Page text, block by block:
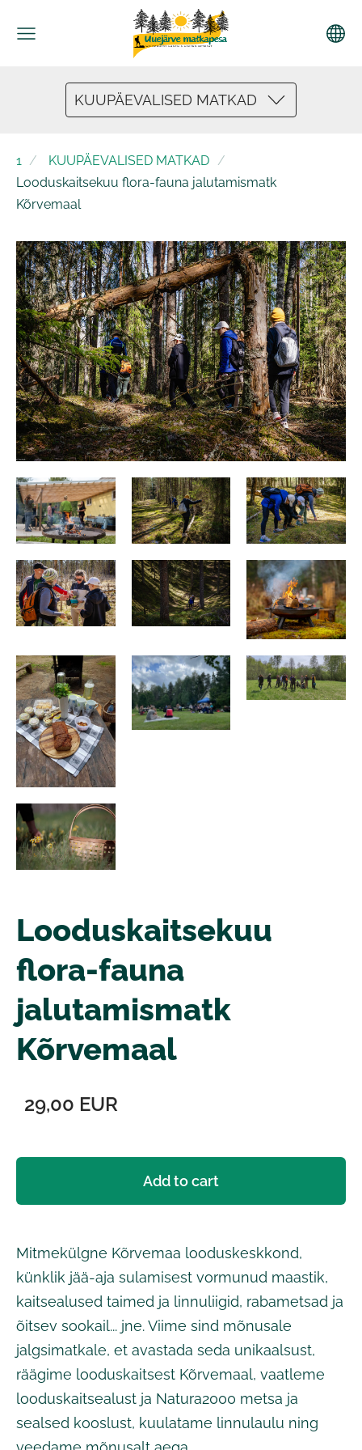
KUUPÄEVALISED MATKAD
1
KUUPÄEVALISED MATKAD
Looduskaitsekuu flora-fauna jalutamismatk
Kõrvemaal
Looduskaitsekuu
flora-fauna
jalutamismatk
Kõrvemaal
29,00 EUR
Add to cart
Mitmekülgne Kõrvemaa looduskeskkond,
künklik jää-aja sulamisest vormunud maastik,
kaitsealused taimed ja linnuliigid, rabametsad ja
õitsev sookail... jne. Viime sind mõnusale
jalgsimatkale, et avastada seda unikaalsust,
räägime looduskaitsest Kõrvemaal, vaatleme
looduskaitsealust ja Natura2000 metsa ja
sealsed kooslust, kuulatame linnulaulu ning